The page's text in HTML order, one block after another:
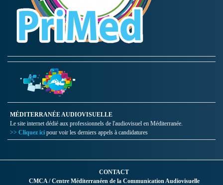
MÉDITERRANÉE AUDIOVISUELLE
Le site internet dédié aux professionnels de l'audiovisuel en Méditerranée.
>> Cliquez ici pour voir les derniers appels à candidatures
CONTACT
CMCA / Centre Méditerranéen de la Communication Audiovisuelle